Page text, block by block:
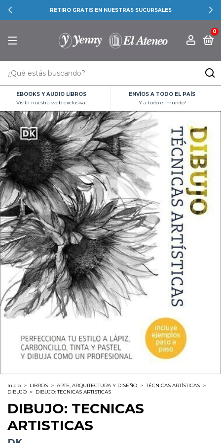
RETIRO GRATIS EN NUESTRAS SUCURSALES
0
EBOOKS Y AUDIO LIBROS
Visitá nuestra web exclusiva!
ENVÍOS A TODO EL PAÍS
Y a todo el mundo!
Inicio > LIBROS > ARTE, ARQUITECTURA Y DISEÑO > TÉCNICAS ARTÍSTICAS >
DIBUJO > DIBUJO: TECNICAS ARTISTICAS
DIBUJO: TECNICAS
ARTISTICAS